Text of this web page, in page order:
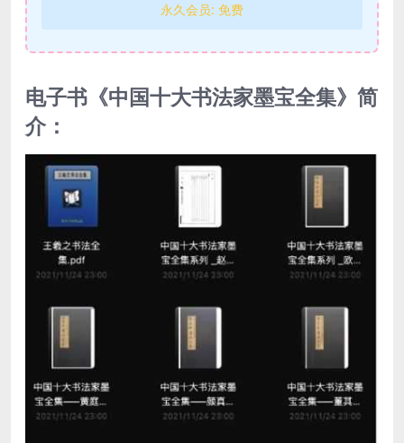
永久会员: 免费
电子书《中国十大书法家墨宝全集》简
介：